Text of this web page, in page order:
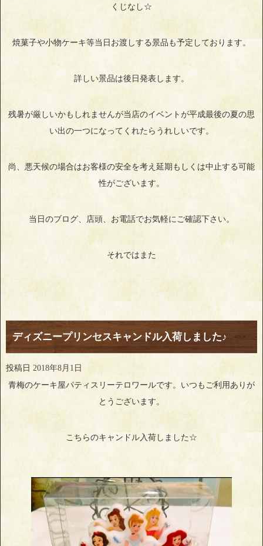
くじなし☆
焼菓子や小物ケーキ等当日お渡しする景品も予定しております。
詳しい景品は後日発表します。
残暑が厳しいかもしれませんが当店のイベントが平成最後の夏の思
い出の一つになってくれたらうれしいです。
尚、悪天候の場合はお客様の安全を考え延期もしくは中止する可能
性がございます。
当日のブログ、店頭、お電話でお気軽にご確認下さい。
それではまた
ディズニープリンセスキャンドル入荷しました♪
投稿日 2018年8月1日
青梅のケーキ屋パティスリーテロワールです。いつもご利用ありが
とうございます。
こちらのキャンドル入荷しました☆